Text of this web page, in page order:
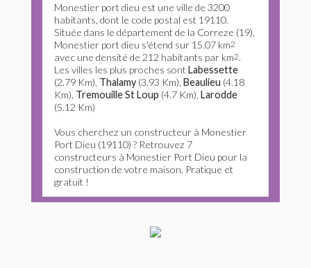
Monestier port dieu est une ville de 3200
habitants, dont le code postal est 19110.
Située dans le département de la Correze (19),
Monestier port dieu s'étend sur 15.07 km2
avec une densité de 212 habitants par km2.
Les villes les plus proches sontLabessette
(2.79 Km), Thalamy (3.93 Km),Beaulieu (4.18
Km), Tremouille St Loup (4.7 Km),Larodde
(5.12 Km)
Vous cherchez un constructeur à Monestier
Port Dieu (19110) ? Retrouvez 7
constructeurs à Monestier Port Dieu pour la
construction de votre maison. Pratique et
gratuit !